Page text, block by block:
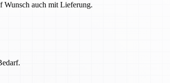
Wunsch auch mit Lieferung.